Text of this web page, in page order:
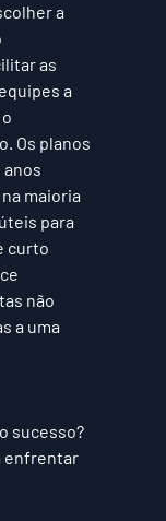
a
as
a
Os planos
maioria
para
curto
não
a uma
sucesso?
enfrentar